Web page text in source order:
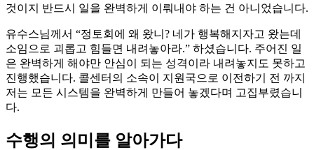
것이지 반드시 일을 완벽하게 이뤄내야 하는 건 아니었습니다.
유수스님께서 “정토회에 왜 왔니? 네가 행복해지자고 왔는데
소임으로 괴롭고 힘들면 내려놓아라.” 하셨습니다. 주어진 일
은 완벽하게 해야만 안심이 되는 성격이라 내려놓지도 못하고
진행했습니다. 콜센터의 소속이 지원국으로 이전하기 전 까지
저는 모든 시스템을 완벽하게 만들어 놓겠다며 고집부렸습니
다.
수행의 의미를 알아가다